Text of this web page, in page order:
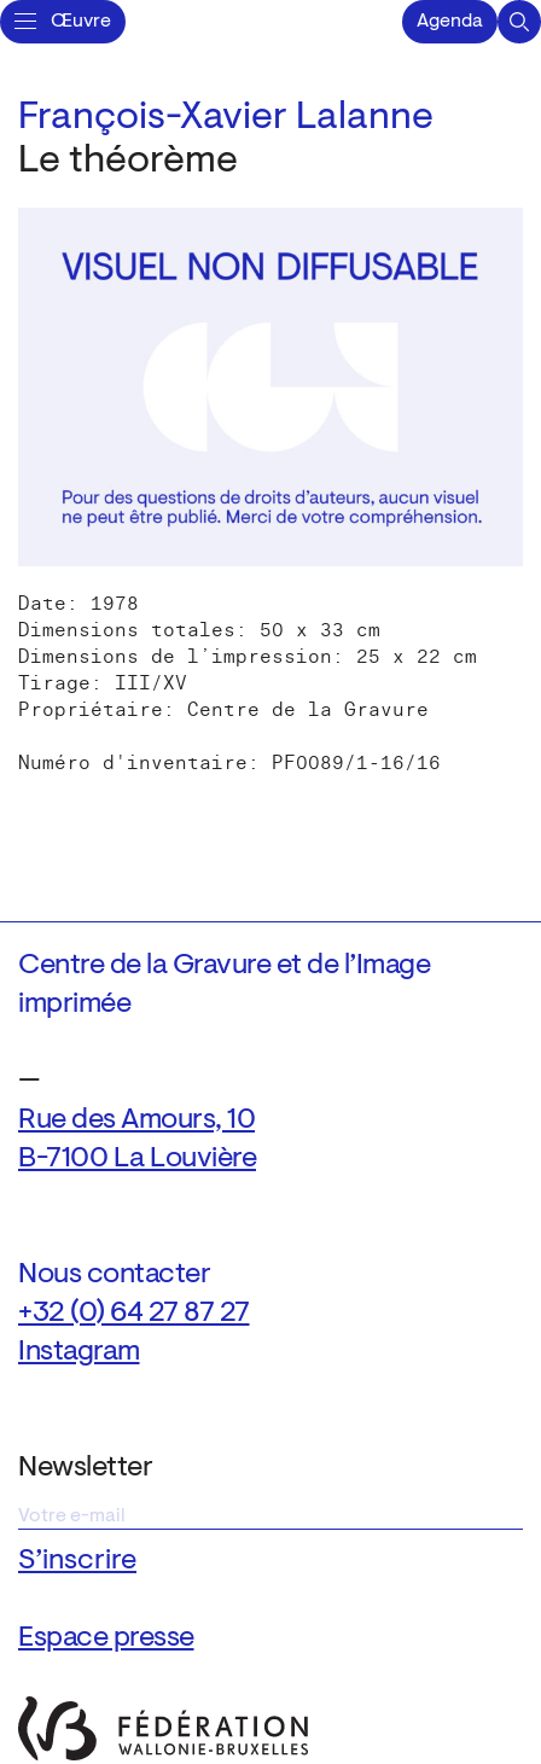
Œuvre Agenda
François-Xavier Lalanne
Le théorème
Date: 1978
Dimensions totales: 50 x 33 cm
Dimensions de l’impression: 25 x 22 cm
Tirage: III/XV
Propriétaire: Centre de la Gravure
Numéro d'inventaire: PF0089/1-16/16
Centre de la Gravure et de l’Image
imprimée
—
Rue des Amours, 10
B-7100 La Louvière
Nous contacter
+32 (0) 64 27 87 27
Instagram
Newsletter
Espace presse